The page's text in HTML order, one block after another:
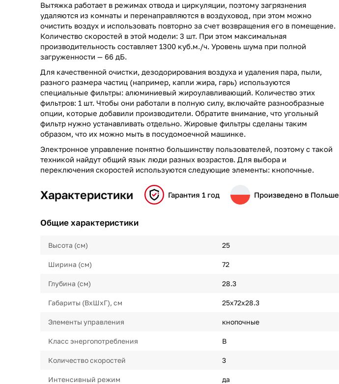
Вытяжка работает в режимах отвода и циркуляции, поэтому загрязнения
удаляются из комнаты и перенаправляются в воздуховод, при этом можно
очистить воздух и использовать повторно за счет возвращения его в помещение.
Количество скоростей в этой модели: 3 шт. При этом максимальная
производительность составляет 1300 куб.м./ч. Уровень шума при полной
загруженности — 66 дБ.
Для качественной очистки, дезодорирования воздуха и удаления пара, пыли,
разного размера частиц (например, капли жира, гарь) используются
специальные фильтры: алюминиевый жироулавливающий. Количество этих
фильтров: 1 шт. Чтобы они работали в полную силу, включайте разнообразные
опции, которые добавили производители. Обратите внимание, что угольный
фильтр нужно устанавливать отдельно. Жировые фильтры сделаны таким
образом, что их можно мыть в посудомоечной машинке.
Электронное управление понятно большинству пользователей, поэтому с такой
техникой найдут общий язык люди разных возрастов. Для выбора и
переключения скоростей используются следующие элементы: кнопочные.
Характеристики Гарантия 1 год Произведено в Польше
Общие характеристики
Высота (см) 25
Ширина (см) 72
Глубина (см) 28.3
Габариты (ВхШхГ), см 25х72х28.3
Элементы управления кнопочные
Класс энергопотребления B
Количество скоростей 3
Интенсивный режим да